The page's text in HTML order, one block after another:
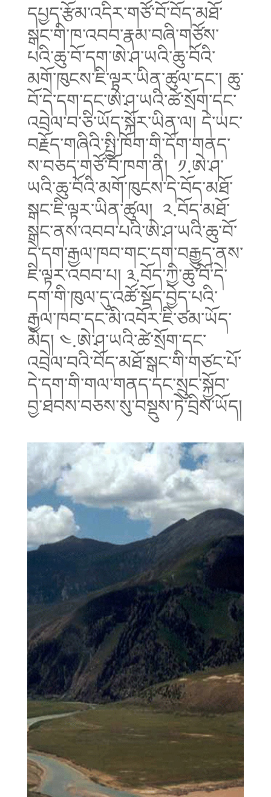
དཔྱད་རྩོམ་འདིར་གཙོ་བོ་བོད་མཐོ་
སྒང་གི་ཁ་འབབ་རྣམ་བཞི་གཙོས་
པའི་ཆུ་བོ་དག་ཨེ་ཤ་ཡའི་ཆུ་བོའི་
མགོ་ཁུངས་ཇི་ལྟར་ཡིན་ཚུལ་དང་། ཆུ་
བོ་དེ་དག་དང་ཨེ་ཤ་ཡའི་ཚེ་སྲོག་དང་
འབྲེལ་བ་ཅི་ཡོད་སྐོར་ཡིན་ལ། དེ་ཡང་
བརྗོད་གཞིའི་སྤྱི་ཁོག་གི་དོག་གནད་
ས་བཅད་གཙོ་བོ་ཁག་ནི། ༡.ཨེ་ཤ་
ཡའི་ཆུ་བོའི་མགོ་ཁུངས་དེ་བོད་མཐོ་
སྒང་ཇི་ལྟར་ཡིན་ཚུལ། ༢.བོད་མཐོ་
སྒང་ནས་འབབ་པའི་ཨེ་ཤ་ཡའི་ཆུ་བོ་
དེ་དག་རྒྱལ་ཁབ་གང་དག་བརྒྱུད་ནས་
ཇི་ལྟར་འབབ་པ། ༣.བོད་ཀྱི་ཆུ་བོ་དེ་
དག་གི་ཁུལ་དུ་འཚོ་སྡོད་བྱེད་པའི་
རྒྱལ་ཁབ་དང་མི་འབོར་ཇི་ཙམ་ཡོད་
མེད། ༤.ཨེ་ཤ་ཡའི་ཚེ་སྲོག་དང་
འབྲེལ་བའི་བོད་མཐོ་སྒང་གི་གཙང་པོ་
དེ་དག་གི་གལ་གནད་དང་སྲུང་སྐྱོབ་
བྱ་ཐབས་བཅས་སུ་བསྡུས་ཏེ་བྲིས་ཡོད།